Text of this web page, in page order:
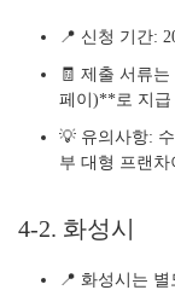
📍 신청 기간:
🧾 제출 서류
페이)**로 지급
💡 유의사항:
부 대형 프랜차
4-2. 화성시
📍 화성시는 별